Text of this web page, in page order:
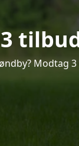
3
Modtag